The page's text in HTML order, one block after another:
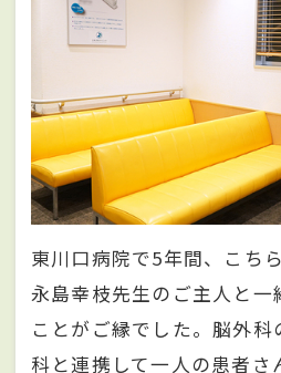
東川口病院で5年間、こち
永島幸枝先生のご主人と一
ことがご縁でした。脳外
科と連携して一人の患者さ